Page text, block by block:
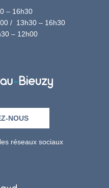
– 16h30
/ 13h30 – 16h30
– 12h00
NOUS
réseaux sociaux